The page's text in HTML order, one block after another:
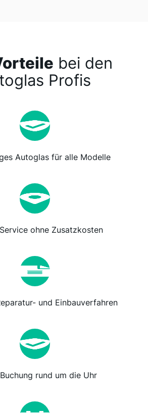
bei den
Profis
Autoglas für alle Modelle
ohne Zusatzkosten
und Einbauverfahren
rund um die Uhr